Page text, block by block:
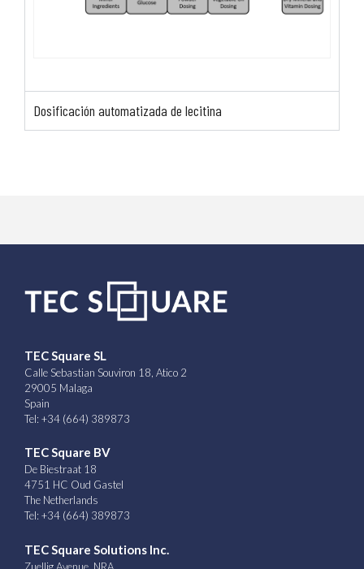
Dosificación automatizada de lecitina
TEC Square SL
Calle Sebastian Souviron 18, Atico 2
29005 Malaga
Spain
Tel: +34 (664) 389873
TEC Square BV
De Biestraat 18
4751 HC Oud Gastel
The Netherlands
Tel: +34 (664) 389873
TEC Square Solutions Inc.
Zuellig Avenue, NRA